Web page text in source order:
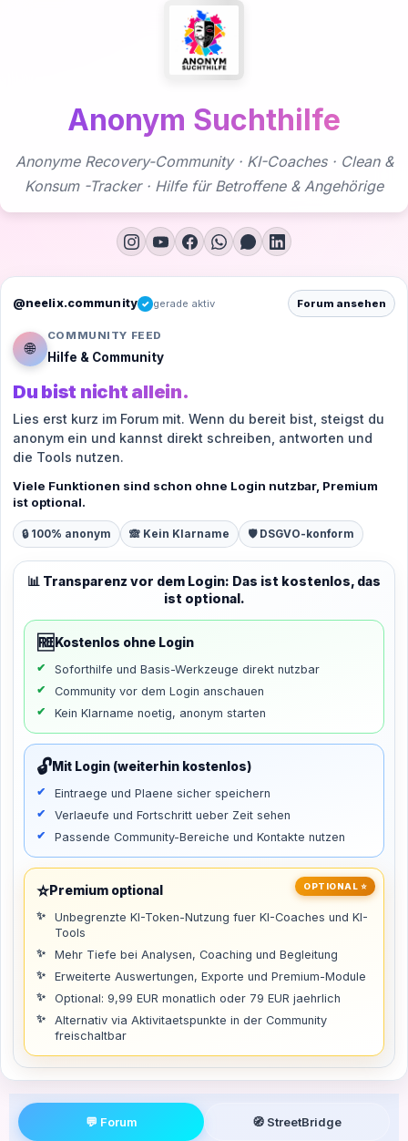
Anonym Suchthilfe
Anonyme Recovery-Community · KI-Coaches · Clean &
Konsum -Tracker · Hilfe für Betroffene & Angehörige
@neelix.community ✓ gerade aktiv Forum ansehen
🌐
COMMUNITY FEED
Hilfe & Community
Du bist nicht allein.
Lies erst kurz im Forum mit. Wenn du bereit bist, steigst du
anonym ein und kannst direkt schreiben, antworten und
die Tools nutzen.
Viele Funktionen sind schon ohne Login nutzbar, Premium
ist optional.
🔒 100% anonym 🙈 Kein Klarname 🛡️ DSGVO-konform
📊 Transparenz vor dem Login: Das ist kostenlos, das
ist optional.
🆓 Kostenlos ohne Login
Soforthilfe und Basis-Werkzeuge direkt nutzbar
Community vor dem Login anschauen
Kein Klarname noetig, anonym starten
🔓Mit Login (weiterhin kostenlos)
Eintraege und Plaene sicher speichern
Verlaeufe und Fortschritt ueber Zeit sehen
Passende Community-Bereiche und Kontakte nutzen
OPTIONAL ⭐
⭐Premium optional
Unbegrenzte KI-Token-Nutzung fuer KI-Coaches und KI-
Tools
Mehr Tiefe bei Analysen, Coaching und Begleitung
Erweiterte Auswertungen, Exporte und Premium-Module
Optional: 9,99 EUR monatlich oder 79 EUR jaehrlich
Alternativ via Aktivitaetspunkte in der Community
freischaltbar
💬 Forum 🧭 StreetBridge